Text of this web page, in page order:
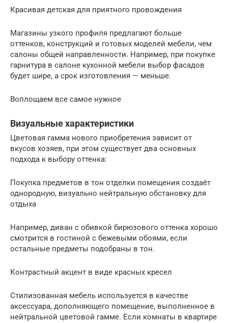
Красивая детская для приятного провождения
Магазины узкого профиля предлагают больше
оттенков, конструкций и готовых моделей мебели, чем
салоны общей направленности. Например, при покупке
гарнитура в салоне кухонной мебели выбор фасадов
будет шире, а срок изготовления — меньше.
Воплощаем все самое нужное
Визуальные характеристики
Цветовая гамма нового приобретения зависит от
вкусов хозяев, при этом существует два основных
подхода к выбору оттенка:
Покупка предметов в тон отделки помещения создаёт
однородную, визуально нейтральную обстановку для
отдыха
Например, диван с обивкой бирюзового оттенка хорошо
смотрится в гостиной с бежевыми обоями, если
остальные предметы подобраны в тон.
Контрастный акцент в виде красных кресел
Стилизованная мебель используется в качестве
аксессуара, дополняющего помещение, выполненное в
нейтральной цветовой гамме. Если комнаты в квартире